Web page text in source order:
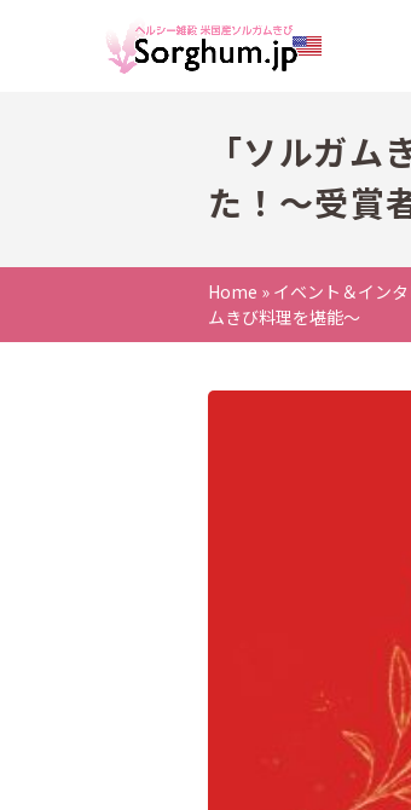
「ソルガ
た！〜受賞
Home » イベント＆イン
ムきび料理を堪能〜